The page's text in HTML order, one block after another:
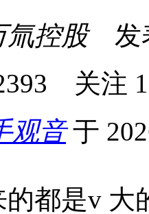
氚控股发
关注 1
观音 于
都是v 大